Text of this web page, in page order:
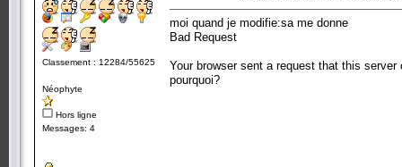
Classement : 12284/55625
Néophyte
Hors ligne
Messages: 4
moi quand je modifie:sa me donne
Bad Request
Your browser sent a request that this server
pourquoi?